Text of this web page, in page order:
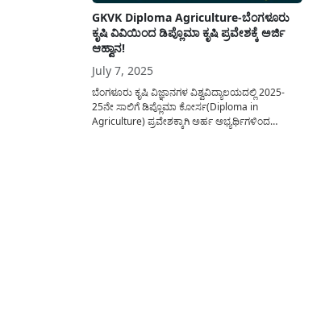
GKVK Diploma Agriculture-ಬೆಂಗಳೂರು
ಕೃಷಿ ವಿವಿಯಿಂದ ಡಿಪ್ಲೊಮಾ ಕೃಷಿ ಪ್ರವೇಶಕ್ಕೆ ಅರ್ಜಿ
ಆಹ್ವಾನ!
July 7, 2025
ಬೆಂಗಳೂರು ಕೃಷಿ ವಿಜ್ಞಾನಗಳ ವಿಶ್ವವಿದ್ಯಾಲಯದಲ್ಲಿ 2025-
25ನೇ ಸಾಲಿಗೆ ಡಿಪ್ಲೊಮಾ ಕೋರ್ಸ(Diploma in
Agriculture) ಪ್ರವೇಶಕ್ಕಾಗಿ ಅರ್ಹ ಅಭ್ಯರ್ಥಿಗಳಿಂದ